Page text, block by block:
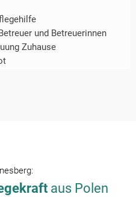
und Betreuerinnen
Zuhause
:
aus Polen